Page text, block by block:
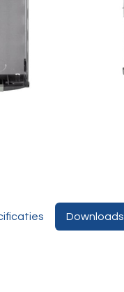
Downloads